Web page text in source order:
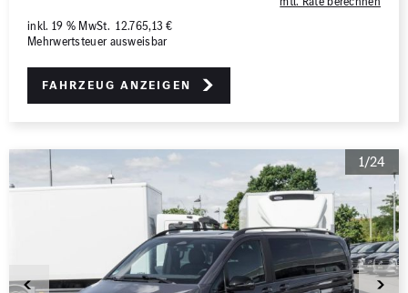
inkl. 19 % MwSt. 12.765,13 €
Mehrwertsteuer ausweisbar
Fahrzeug anzeigen
1/24